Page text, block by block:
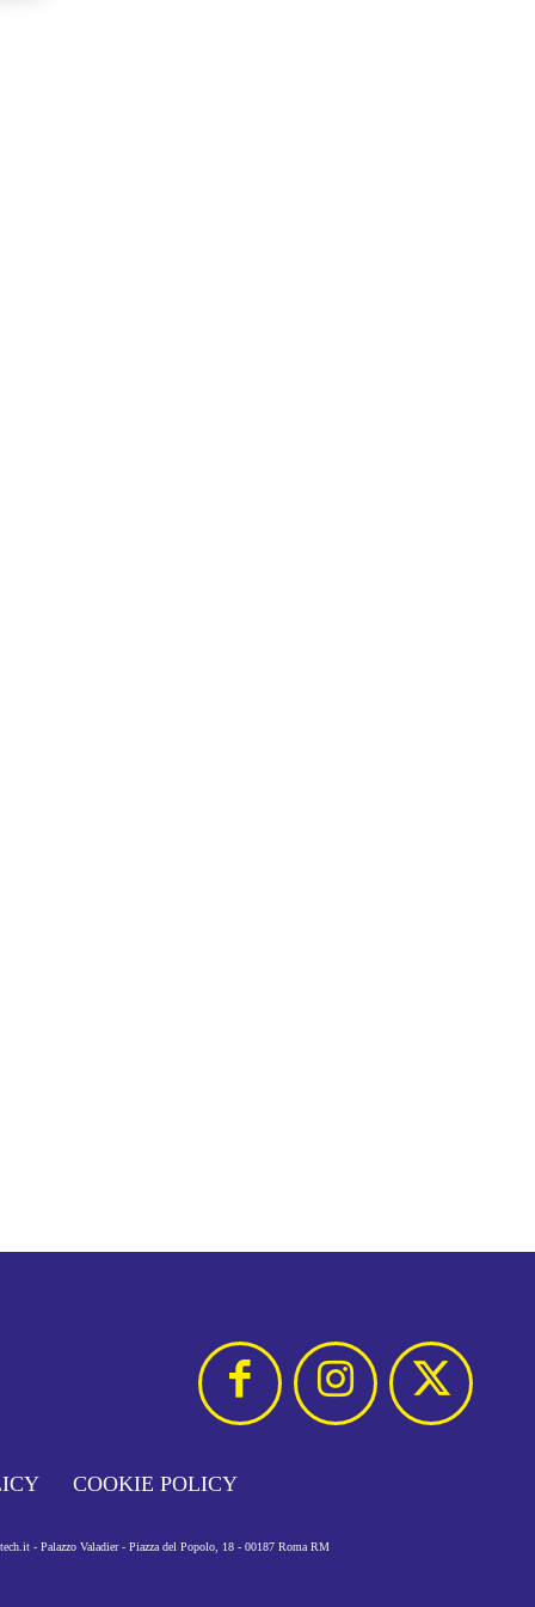
COOKIE POLICY
- Palazzo Valadier - Piazza del Popolo, 18 - 00187 Roma RM